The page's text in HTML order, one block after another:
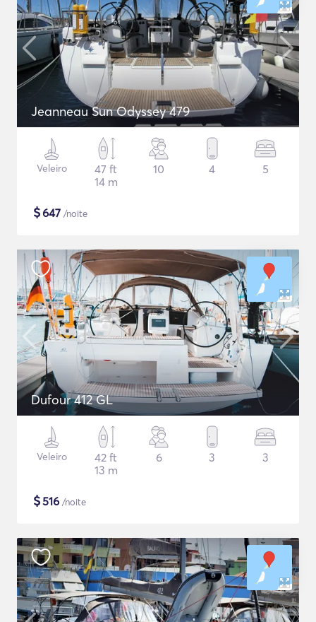
Jeanneau Sun Odyssey 479
Veleiro
47 ft
14 m
10 4 5
$647 /noite
Dufour 412 GL
Veleiro
42 ft
13 m
6 3 3
$516 /noite